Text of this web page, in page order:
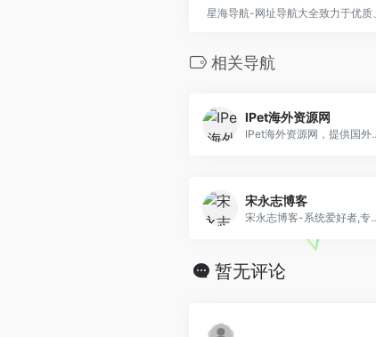
星海导航-网址导航大全致力于优质
相关导航
IPet海外资源网
IPet海外资源网，提供国外
宋永志博客
宋永志博客-系统爱好者,专注于
暂无评论